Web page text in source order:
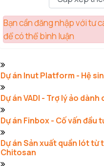
Bạn cần đăng nhập với tư
để có thể bình luận
Dự án Inut Platform - Hệ
Dự án VADI - Trợ lý ảo dành
Dự án Finbox - Cố vấn đầu
Dự án Sản xuất quần lót từ
Chitosan